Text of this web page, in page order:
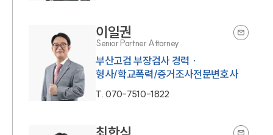
이일권
Senior Partner Attorney
부산고검 부장검사 경력 ·
형사/학교폭력/증거조사전문변호사
T.070-7510-1822